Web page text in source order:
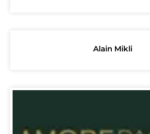
Alain Mikli